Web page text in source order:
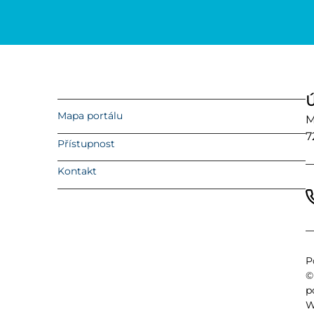
Mapa portálu
Přístupnost
Kontakt
©